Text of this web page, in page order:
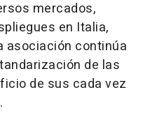
mercados,
en Italia,
asociación continúa
de las
de sus cada vez